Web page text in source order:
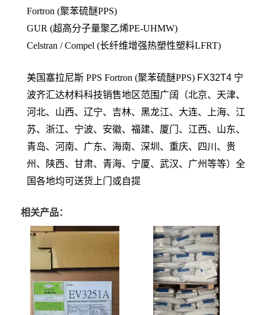
Fortron (聚苯硫醚PPS)
GUR (超高分子量聚乙烯PE-UHMW)
Celstran / Compel (长纤维增强热塑性塑料LFRT)
美国塞拉尼斯 PPS Fortron (聚苯硫醚PPS) FX32T4 宁
波齐汇达材料科技销售地区范围广阔（北京、天津、
河北、山西、辽宁、吉林、黑龙江、大连、上海、江
苏、浙江、宁波、安徽、福建、厦门、江西、山东、
青岛、河南、广东、海南、深圳、重庆、四川、贵
州、陕西、甘肃、青海、宁厦、武汉、广州等等）全
国各地均可送货上门或自提
相关产品：